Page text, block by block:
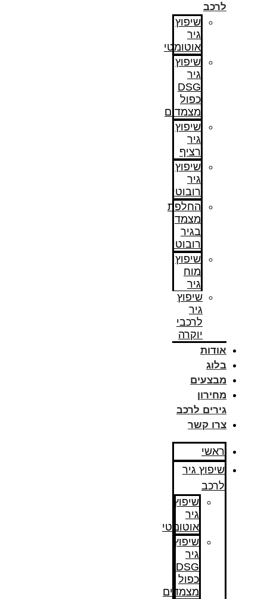
לרכב
שיפוץ
גיר
אוטומטי
שיפוץ
גיר
DSG
כפול
מצמדים
שיפוץ
גיר
רציף
שיפוץ
גיר
רובוטי
החלפת
מצמד
בגיר
רובוטי
שיפוץ
מוח
גיר
שיפוץ
גיר
לרכבי
יוקרה
אודות
בלוג
מבצעים
מחירון
גירים לרכב
צרו קשר
ראשי
שיפוץ גיר
לרכב
שיפוץ
גיר
אוטומטי
שיפוץ
גיר
DSG
כפול
מצמדים